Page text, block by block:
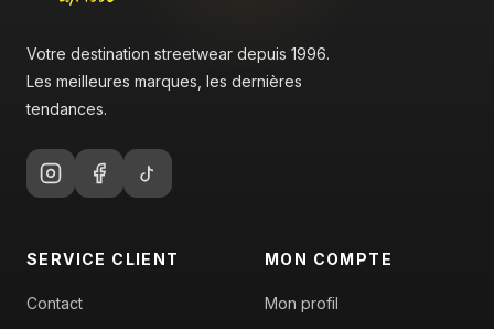
Votre destination streetwear depuis 1996.
Les meilleures marques, les dernières
tendances.
SERVICE CLIENT
Contact
MON COMPTE
Mon profil